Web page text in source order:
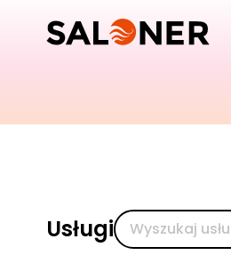
Usługi